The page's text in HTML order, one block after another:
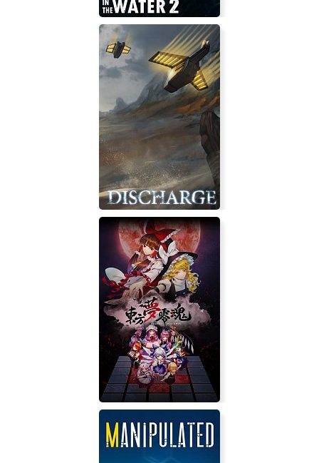
Death in the Water 2
Discharge